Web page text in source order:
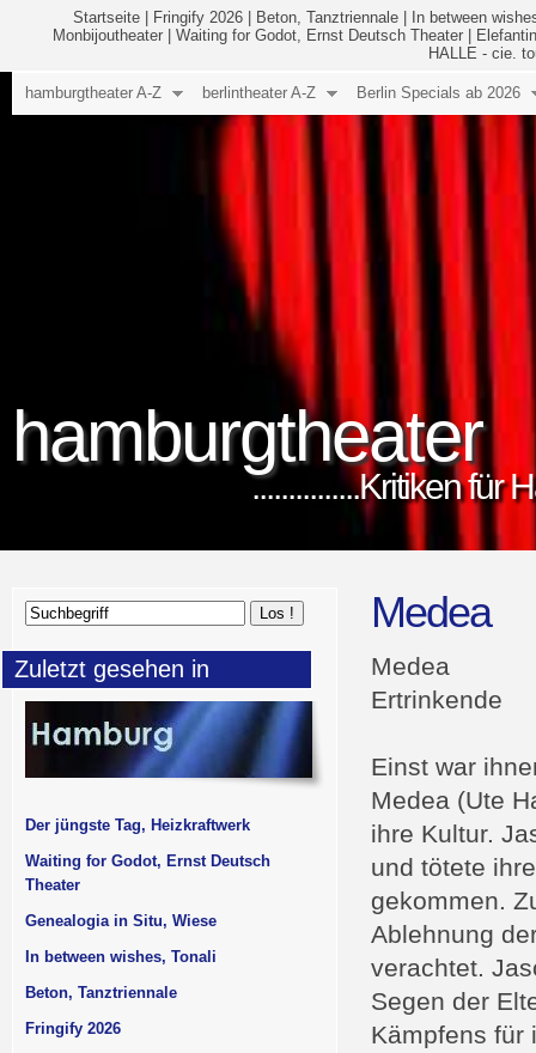
Startseite Fringify 2026 Beton, Tanztriennale
In between
Monbijoutheater
Waiting for Godot, Ernst Deutsch Theater
HALLE - cie.
hamburgtheater
...............Kritiken für
hamburgtheater A-Z berlintheater A-Z Berlin Specials ab 2026
Medea
Medea
Ertrinkende
Einst war
Medea (Ute
ihre Kultur.
und tötete
gekommen.
Ablehnung
verachtet.
Segen der
Kämpfens für
Zuletzt gesehen in
Der jüngste Tag, Heizkraftwerk
Waiting for Godot, Ernst Deutsch
Theater
Genealogia in Situ, Wiese
In between wishes, Tonali
Beton, Tanztriennale
Fringify 2026